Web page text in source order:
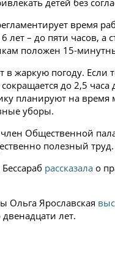
детей без
время
лет – до пяти часов,
положен 15-
жаркую погоду. Если
до 2,5
планируют на
уборы.
член Общественной
полезный труд.
рассказала о
Ольга Ярославская
лет.